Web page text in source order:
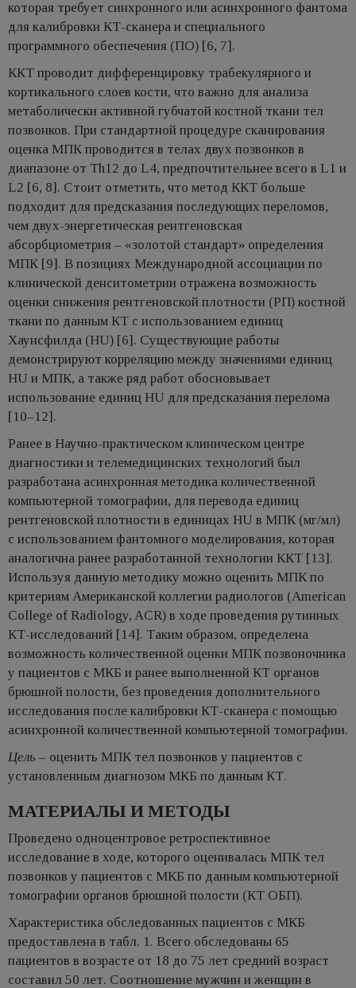
которая требует синхронного или асинхронного фантома
для калибровки КТ-сканера и специального
программного обеспечения (ПО) [6, 7].
ККТ проводит дифференцировку трабекулярного и
кортикального слоев кости, что важно для анализа
метаболически активной губчатой костной ткани тел
позвонков. При стандартной процедуре сканирования
оценка МПК проводится в телах двух позвонков в
диапазоне от Th12 до L4, предпочтительнее всего в L1 и
L2 [6, 8]. Стоит отметить, что метод ККТ больше
подходит для предсказания последующих переломов,
чем двух-энергетическая рентгеновская
абсорбциометрия – «золотой стандарт» определения
МПК [9]. В позициях Международной ассоциации по
клинической денситометрии отражена возможность
оценки снижения рентгеновской плотности (РП) костной
ткани по данным КТ с использованием единиц
Хаунсфилда (HU) [6]. Существующие работы
демонстрируют корреляцию между значениями единиц
HU и МПК, а также ряд работ обосновывает
использование единиц HU для предсказания перелома
[10–12].
Ранее в Научно-практическом клиническом центре
диагностики и телемедицинских технологий был
разработана асинхронная методика количественной
компьютерной томографии, для перевода единиц
рентгеновской плотности в единицах HU в МПК (мг/мл)
с использованием фантомного моделирования, которая
аналогична ранее разработанной технологии ККТ [13].
Используя данную методику можно оценить МПК по
критериям Американской коллегии радиологов (American
College of Radiology, ACR) в ходе проведения рутинных
КТ-исследований [14]. Таким образом, определена
возможность количественной оценки МПК позвоночника
у пациентов с МКБ и ранее выполненной КТ органов
брюшной полости, без проведения дополнительного
исследования после калибровки КТ-сканера с помощью
асинхронной количественной компьютерной томографии.
Цель – oценить МПК тел позвонков у пациентов с
установленным диагнозом МКБ по данным КТ.
МАТЕРИАЛЫ И МЕТОДЫ
Проведено одноцентровое ретроспективное
исследование в ходе, которого оценивалась МПК тел
позвонков у пациентов с МКБ по данным компьютерной
томографии органов брюшной полости (КТ ОБП).
Характеристика обследованных пациентов с МКБ
предоставлена в табл. 1. Всего обследованы 65
пациентов в возрасте от 18 до 75 лет средний возраст
составил 50 лет. Соотношение мужчин и женщин в